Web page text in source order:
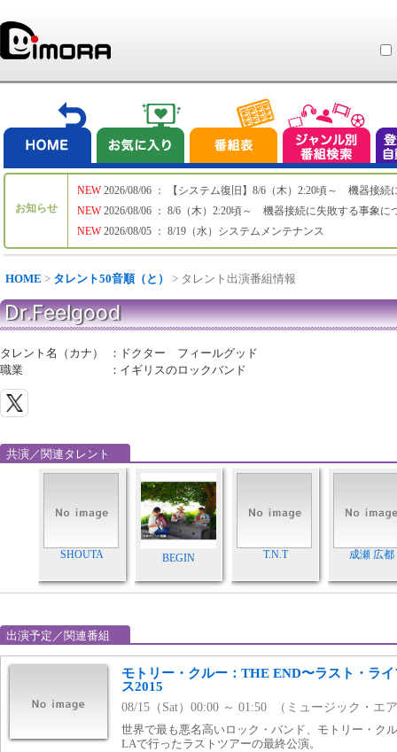
お知らせ
NEW
NEW
NEW
2026/08/06 ： 【システム復旧】8/6（木）2:20頃～ 機器接続
2026/08/06 ： 8/6（木）2:20頃～ 機器接続に失敗する事象に
2026/08/05 ： 8/19（水）システムメンテナンス
HOME > タレント50音順（と） > タレント出演番組情報
Dr.Feelgood
タレント名（カナ） ： ドクター フィールグッド
職業
： イギリスのロックバンド
共演／関連タレント
SHOUTA BEGIN T.N.T 成瀬 広都
出演予定／関連番組
モトリー・クルー：THE END〜ラスト・ラ
ス2015
08/15（Sat）00:00 ～ 01:50 （ミュージック・エ
世界で最も悪名高いロック・バンド、モトリー・ク
LAで行ったラストツアーの最終公演。